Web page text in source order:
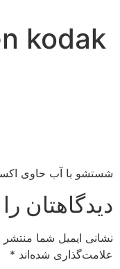
kodak
شستشو با آب حاوی
دیدگاهتان
نشانی ایمیل شما منتشر
علامت‌گذاری شده‌اند *